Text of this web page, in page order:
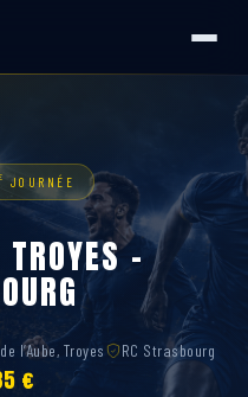
JOURNÉE
–
l’Aube, Troyes RC Strasbourg
€